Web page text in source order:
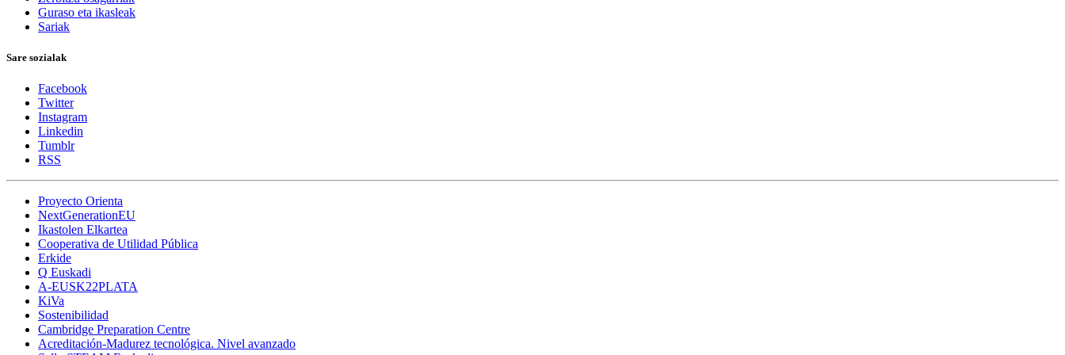
Guraso eta ikasleak
Sariak
Sare sozialak
Facebook
Twitter
Instagram
Linkedin
Tumblr
RSS
Proyecto Orienta
NextGenerationEU
Ikastolen Elkartea
Cooperativa de Utilidad Pública
Erkide
Q Euskadi
A-EUSK22PLATA
KiVa
Sostenibilidad
Cambridge Preparation Centre
Acreditación-Madurez tecnológica. Nivel avanzado